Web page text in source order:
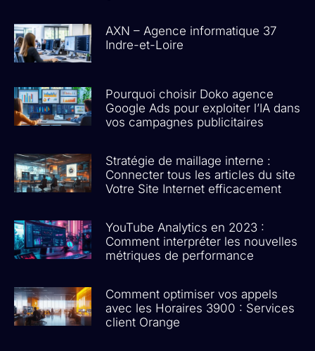
AXN – Agence informatique 37
Indre-et-Loire
Pourquoi choisir Doko agence
Google Ads pour exploiter l’IA dans
vos campagnes publicitaires
Stratégie de maillage interne :
Connecter tous les articles du site
Votre Site Internet efficacement
YouTube Analytics en 2023 :
Comment interpréter les nouvelles
métriques de performance
Comment optimiser vos appels
avec les Horaires 3900 : Services
client Orange